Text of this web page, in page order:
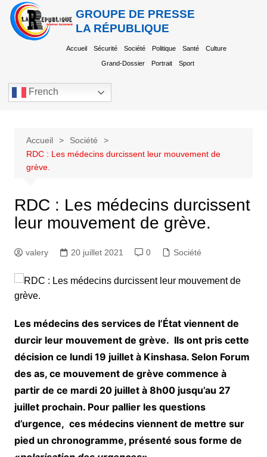
GROUPE DE PRESSE
LA RÉPUBLIQUE
Accueil Sécurité Société Politique Santé Culture
Grand-Dossier Portrait Sport
French
Accueil
Société
RDC : Les médecins durcissent leur mouvement de
grève.
RDC : Les médecins durcissent
leur mouvement de grève.
valery 20 juillet 2021 0 Société
Les médecins des services de l’État viennent de
durcir leur mouvement de grève. Ils ont pris cette
décision ce lundi 19 juillet à Kinshasa. Selon Forum
des as, ce mouvement de grève commence à
partir de ce mardi 20 juillet à 8h00 jusqu’au 27
juillet prochain. Pour pallier les questions
d’urgence, ces médecins viennent de mettre sur
pied un chronogramme, présenté sous forme de